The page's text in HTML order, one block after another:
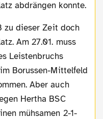
abdrängen konnte.
Am 27.01. muss
Leistenbruchs
Borussen-Mittelfeld
Aber auch
Hertha BSC
mühsamen 2-1-